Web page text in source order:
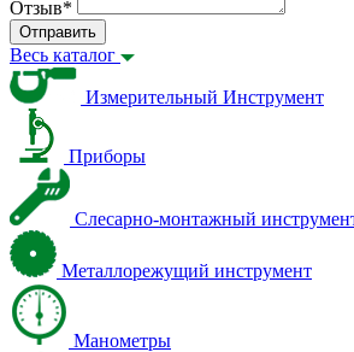
Отзыв*
Отправить
Весь каталог
Измерительный Инструмент
Приборы
Слесарно-монтажный
Металлорежущий инструмент
Манометры